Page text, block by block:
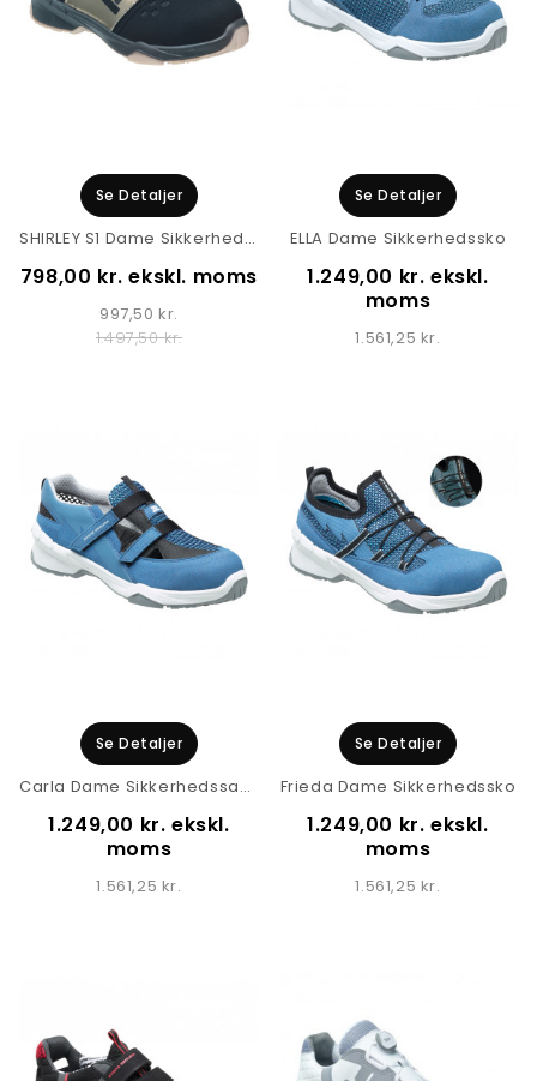
Se Detaljer
SHIRLEY S1 Dame Sikkerhedssko
798,00 kr. ekskl. moms
997,50 kr.
1.497,50 kr.
Se Detaljer
ELLA Dame Sikkerhedssko
1.249,00 kr. ekskl.
moms
1.561,25 kr.
Se Detaljer
Carla Dame Sikkerhedssandal
1.249,00 kr. ekskl.
moms
1.561,25 kr.
Se Detaljer
Frieda Dame Sikkerhedssko
1.249,00 kr. ekskl.
moms
1.561,25 kr.